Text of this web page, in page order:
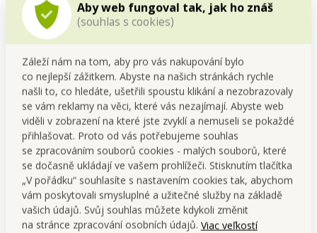
Aby web fungoval tak, jak ho znáš
(souhlas s cookies)
Záleží nám na tom, aby pro vás nakupování bylo
co nejlepší zážitkem. Abyste na našich stránkách rychle
našli to, co hledáte, ušetřili spoustu klikání a nezobrazovaly
se vám reklamy na věci, které vás nezajímají. Abyste web
viděli v zobrazení na které jste zvyklí a nemuseli se pokaždé
přihlašovat. Proto od vás potřebujeme souhlas
se zpracováním souborů cookies - malých souborů, které
se dočasně ukládají ve vašem prohlížeči. Stisknutím tlačítka
„V pořádku“ souhlasíte s nastavením cookies tak, abychom
vám poskytovali smysluplné a užitečné služby na základě
vašich údajů. Svůj souhlas můžete kdykoli změnit
na stránce zpracování osobních údajů. Viac veľkostí
SYSTEMAT | XXL elektrický
mlýnek na pepř, sůl a koření
| LED osvětlení &
nastavitelná hrubost |
keramický mechanismus
zelený
Cena pre teba
9,99 €
Do kočíka
Posledné kusy na sklade
SYSTEMAT | XXL elektrický
mlýnek na pepř, sůl a koření
| LED osvětlení &
nastavitelná hrubost |
keramický mechanismus
hnědý, v.: 22 cm
Cena pre teba
9,99 €
Do kočíka
Skladom